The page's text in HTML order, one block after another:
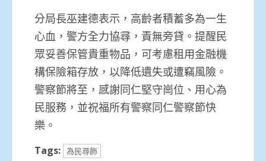
分局長巫建德表示，高齡者積蓄多為一生
心血，警方全力協尋，責無旁貸。提醒民
眾妥善保管貴重物品，可考慮租用金融機
構保險箱存放，以降低遺失或遭竊風險。
警察節將至，感謝同仁堅守崗位、用心為
民服務，並祝福所有警察同仁警察節快
樂。
Tags: 為民尋飾